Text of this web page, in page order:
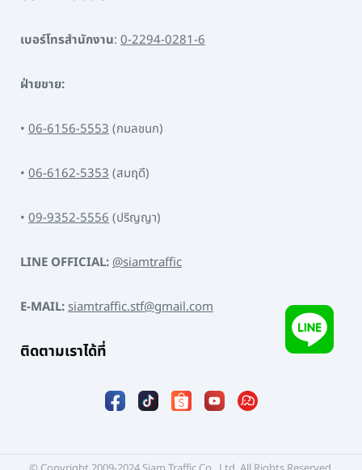
เบอร์โทรสำนักงาน: 0-2294-0281-6
ฝ่ายขาย:
• 06-6156-5553(กมลชนก)
• 06-6162-5353(สมฤดี)
• 09-9352-5556(ปริญญา)
LINE OFFICIAL:@siamtraffic
E-MAIL:siamtraffic.stf@gmail.com
ติดตามเราได้ที่